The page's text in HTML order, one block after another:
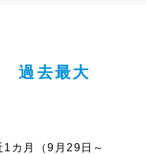
過去最大
カ月（9月29日～